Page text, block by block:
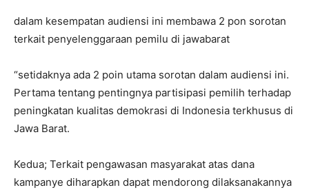
dalam kesempatan audiensi ini membawa 2 pon sorotan
terkait penyelenggaraan pemilu di jawabarat
“setidaknya ada 2 poin utama sorotan dalam audiensi ini.
Pertama tentang pentingnya partisipasi pemilih terhadap
peningkatan kualitas demokrasi di Indonesia terkhusus di
Jawa Barat.
Kedua; Terkait pengawasan masyarakat atas dana
kampanye diharapkan dapat mendorong dilaksanakannya